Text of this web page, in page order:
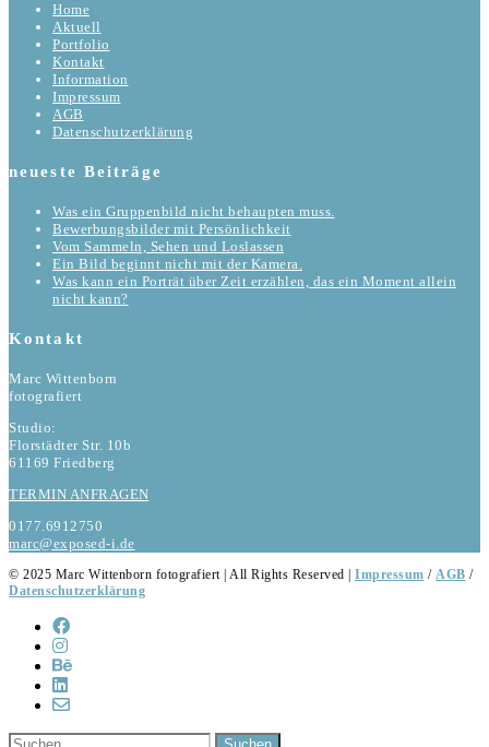
Home
Aktuell
Portfolio
Kontakt
Information
Impressum
AGB
Datenschutzerklärung
neueste Beiträge
Was ein Gruppenbild nicht behaupten muss.
Bewerbungsbilder mit Persönlichkeit
Vom Sammeln, Sehen und Loslassen
Ein Bild beginnt nicht mit der Kamera.
Was kann ein Porträt über Zeit erzählen, das ein Moment allein
nicht kann?
Kontakt
Marc Wittenborn
fotografiert
Studio:
Florstädter Str. 10b
61169 Friedberg
TERMIN ANFRAGEN
0177.6912750
marc@exposed-i.de
© 2025 Marc Wittenborn fotografiert | All Rights Reserved | Impressum / AGB /
Datenschutzerklärung
Suchen